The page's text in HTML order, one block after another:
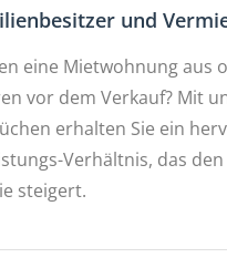
und
eine Mietwohnung aus
vor dem Verkauf? Mit
erhalten Sie ein
Verhältnis, das
steigert.